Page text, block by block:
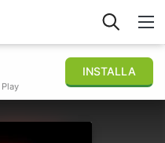
INSTALLA